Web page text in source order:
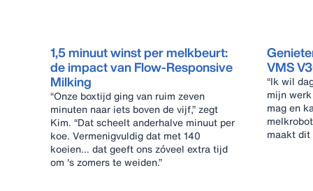
1,5 minuut winst per melkbeurt:
de impact van Flow‑Responsive
Milking
“Onze boxtijd ging van ruim zeven
minuten naar iets boven de vijf,” zegt
Kim. “Dat scheelt anderhalve minuut per
koe. Vermenigvuldig dat met 140
koeien… dat geeft ons zóveel extra tijd
om 's zomers te weiden.”
VMS
“Ik wil
mijn
mag en
maakt dit